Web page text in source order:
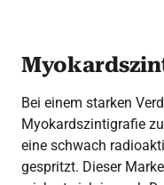
Bei einem starken
Myokardszintigrafie
eine schwach
gespritzt. Dieser